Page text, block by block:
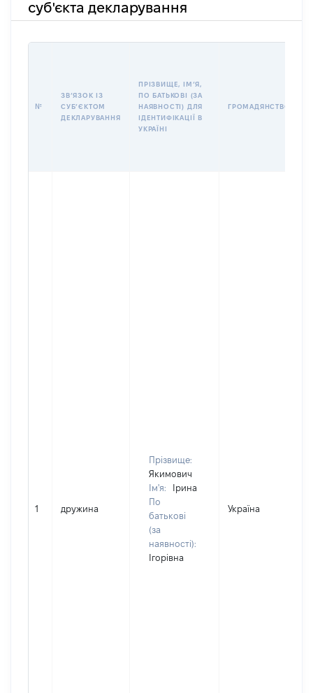
суб'єкта декларування
№
ЗВʼЯЗОК ІЗ
СУБʼЄКТОМ
ДЕКЛАРУВАННЯ
ПРІЗВИЩЕ, ІМʼЯ,
ПО БАТЬКОВІ (ЗА
НАЯВНОСТІ) ДЛЯ
ІДЕНТИФІКАЦІЇ В
УКРАЇНІ
ГРОМАДЯНСТВО
1 дружина
Прізвище:
Якимович
Ім'я:
Ірина
По
батькові
(за
наявності):
Ігорівна
Україна